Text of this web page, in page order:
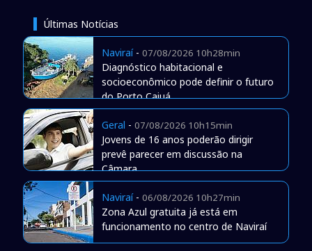
Últimas Notícias
Naviraí- 07/08/2026 10h28min
Diagnóstico habitacional e
socioeconômico pode definir o futuro
do Porto Caiuá
Geral - 07/08/2026 10h15min
Jovens de 16 anos poderão dirigir
prevê parecer em discussão na
Câmara
Naviraí- 06/08/2026 10h27min
Zona Azul gratuita já está em
funcionamento no centro de Naviraí